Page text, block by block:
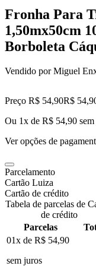
Fronha Para
1,50mx50cm
Borboleta
Vendido porMiguel
Preço R$ 54,90R$ 54,
Ou 1x de R$ 54,90
Ver opções de
Parcelamento
Cartão Luiza
Cartão de crédito
Tabela de parcelas de
de crédito
Parcelas
01x de R$ 54,90
sem juros